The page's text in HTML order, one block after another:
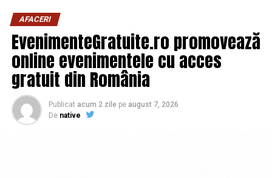
AFACERI
EvenimenteGratuite.ro promovează
online evenimentele cu acces
gratuit din România
Publicat acum 2 zile pe august 7, 2026
De native